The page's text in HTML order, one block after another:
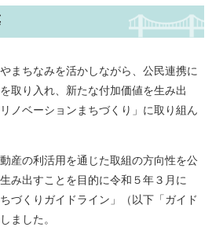
まちなみを活かしながら、公民連携に
取り入れ、新たな付加価値を生み出
ノベーションまちづくり」に取り組ん
産の利活用を通じた取組の方向性を公
み出すことを目的に令和５年３月に
づくりガイドライン」（以下「ガイド
ました。